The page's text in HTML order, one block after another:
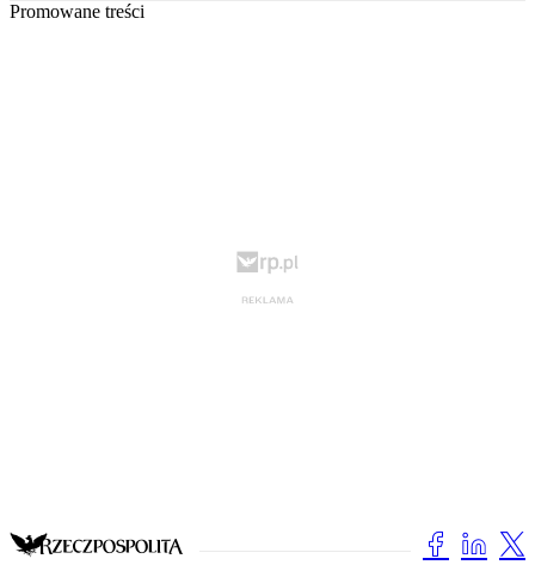
Promowane treści